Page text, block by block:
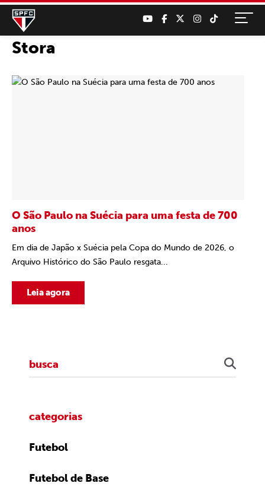
Stora
O São Paulo na Suécia para uma festa de 700
anos
Em dia de Japão x Suécia pela Copa do Mundo de 2026, o
Arquivo Histórico do São Paulo resgata...
Leia agora
categorias
Futebol
Futebol de Base